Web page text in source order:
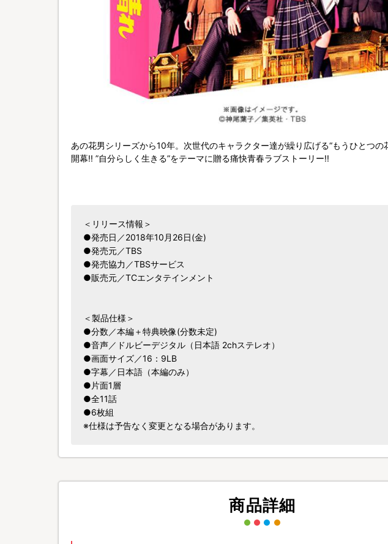
あの花男シリーズから10年。次世代のキャラクター達が繰り広げる“もうひとつの
開幕!! ”自分らしく生きる”をテーマに贈る痛快青春ラブストーリー!!
＜リリース情報＞
●発売日／2018年10月26日(金)
●発売元／TBS
●発売協力／TBSサービス
●販売元／TCエンタテインメント
＜製品仕様＞
●分数／本編＋特典映像(分数未定)
●音声／ドルビーデジタル（日本語 2chステレオ）
●画面サイズ／16：9LB
●字幕／日本語（本編のみ）
●片面1層
●全11話
●6枚組
※仕様は予告なく変更となる場合があります。
商品詳細